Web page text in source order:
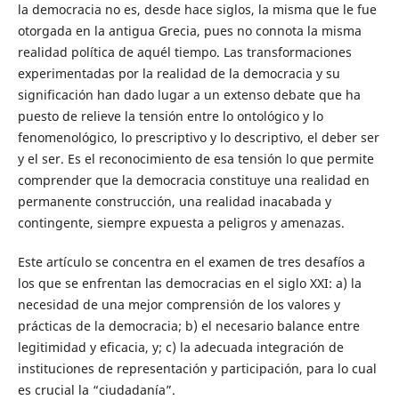
la democracia no es, desde hace siglos, la misma que le fue
otorgada en la antigua Grecia, pues no connota la misma
realidad política de aquél tiempo. Las transformaciones
experimentadas por la realidad de la democracia y su
significación han dado lugar a un extenso debate que ha
puesto de relieve la tensión entre lo ontológico y lo
fenomenológico, lo prescriptivo y lo descriptivo, el deber ser
y el ser. Es el reconocimiento de esa tensión lo que permite
comprender que la democracia constituye una realidad en
permanente construcción, una realidad inacabada y
contingente, siempre expuesta a peligros y amenazas.
Este artículo se concentra en el examen de tres desafíos a
los que se enfrentan las democracias en el siglo XXI: a) la
necesidad de una mejor comprensión de los valores y
prácticas de la democracia; b) el necesario balance entre
legitimidad y eficacia, y; c) la adecuada integración de
instituciones de representación y participación, para lo cual
es crucial la “ciudadanía”.